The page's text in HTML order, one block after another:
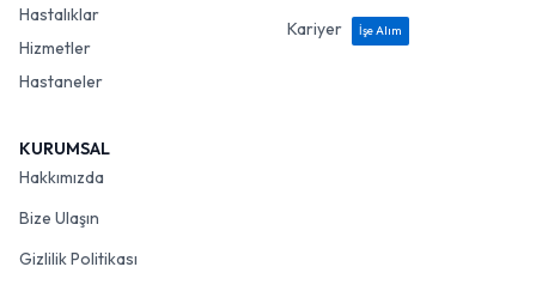
Hastalıklar
Hizmetler
Hastaneler
Kariyer
İşe Alım
KURUMSAL
Hakkımızda
Bize Ulaşın
Gizlilik Politikası